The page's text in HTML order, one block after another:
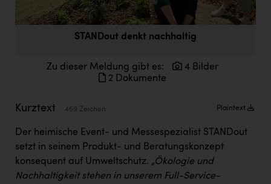
Doppler Gruppe
IFE Austria GmbH
Immotech
STANDout denkt nachhaltig
Zu dieser Meldung gibt es:
4 Bilder
2 Dokumente
Kurztext 459 Zeichen Plaintext
Der heimische Event- und Messespezialist STANDout
setzt in seinem Produkt- und Beratungskonzept
konsequent auf Umweltschutz. „Ökologie und
Nachhaltigkeit stehen in unserem Full-Service-